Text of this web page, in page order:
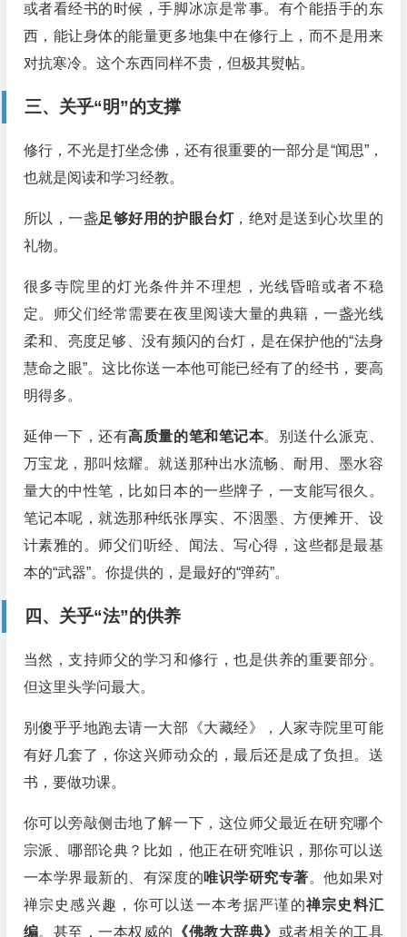
或者看经书的时候，手脚冰凉是常事。有个能捂手的东
西，能让身体的能量更多地集中在修行上，而不是用来
对抗寒冷。这个东西同样不贵，但极其熨帖。
三、关乎“明”的支撑
修行，不光是打坐念佛，还有很重要的一部分是“闻思”，
也就是阅读和学习经教。
所以，一盏足够好用的护眼台灯，绝对是送到心坎里的
礼物。
很多寺院里的灯光条件并不理想，光线昏暗或者不稳
定。师父们经常需要在夜里阅读大量的典籍，一盏光线
柔和、亮度足够、没有频闪的台灯，是在保护他的“法身
慧命之眼”。这比你送一本他可能已经有了的经书，要高
明得多。
延伸一下，还有高质量的笔和笔记本。别送什么派克、
万宝龙，那叫炫耀。就送那种出水流畅、耐用、墨水容
量大的中性笔，比如日本的一些牌子，一支能写很久。
笔记本呢，就选那种纸张厚实、不洇墨、方便摊开、设
计素雅的。师父们听经、闻法、写心得，这些都是最基
本的“武器”。你提供的，是最好的“弹药”。
四、关乎“法”的供养
当然，支持师父的学习和修行，也是供养的重要部分。
但这里头学问最大。
别傻乎乎地跑去请一大部《大藏经》，人家寺院里可能
有好几套了，你这兴师动众的，最后还是成了负担。送
书，要做功课。
你可以旁敲侧击地了解一下，这位师父最近在研究哪个
宗派、哪部论典？比如，他正在研究唯识，那你可以送
一本学界最新的、有深度的唯识学研究专著。他如果对
禅宗史感兴趣，你可以送一本考据严谨的禅宗史料汇
编。甚至，一本权威的 《佛教大辞典》 或者相关的工具